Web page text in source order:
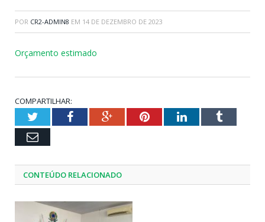
POR CR2-ADMIN8 EM 14 DE DEZEMBRO DE 2023
Orçamento estimado
COMPARTILHAR:
TwitterFacebookGoogle+PinterestLinkedInTumblr
Email
CONTEÚDO RELACIONADO